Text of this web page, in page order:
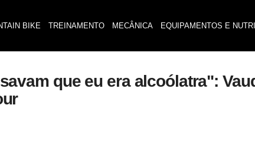
BIKE TREINAMENTO MECÂNICA EQUIPAMENTOS E
que eu era alcoólatra":